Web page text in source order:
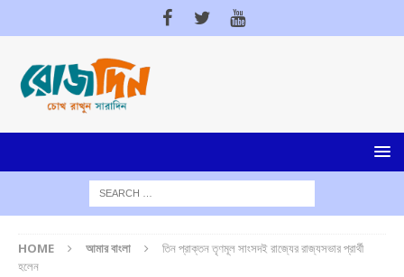
HOME আমার বাংলা
তিন প্রাক্তন তৃণমূল সাংসদই রাজ্যের রাজ্যসভার প্রার্থী
হলেন